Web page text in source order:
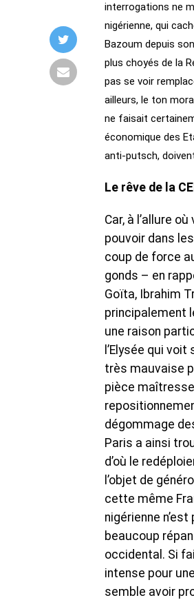
interrogations ne
nigérienne, qui
Bazoum depuis
plus choyés de la
pas se voir
ailleurs, le ton
ne faisait
économique des
anti-putsch,
Le rêve de la
Car, à l’allure
pouvoir dans
coup de force
gonds – en
Goïta, Ibrahim
principalement
une raison
l’Elysée qui
très mauvaise
pièce
dégommage
Paris a ainsi
d’où le
l’objet de
cette même
nigérienne
beaucoup
occidental. Si
intense pour
semble avoir